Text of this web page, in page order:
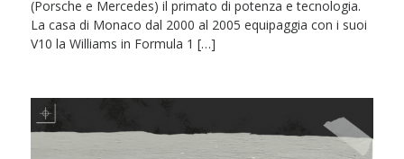
(Porsche e Mercedes) il primato di potenza e tecnologia.
La casa di Monaco dal 2000 al 2005 equipaggia con i suoi
V10 la Williams in Formula 1 […]